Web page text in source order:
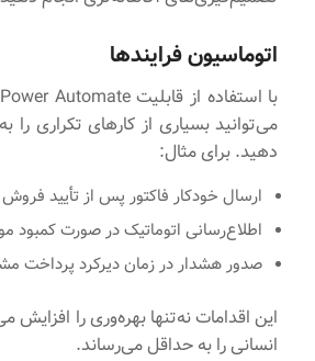
اتوماسیون فرایندها
می‌توانید بسیاری از کارهای تکراری را
دهید. برای مثال:
ارسال خودکار فاکتور پس از تأیید فروش
اطلاع‌رسانی اتوماتیک در صورت کمبود
صدور هشدار در زمان دیرکرد پرداخت
این اقدامات نه‌تنها بهره‌وری را
انسانی را به حداقل می‌رساند.